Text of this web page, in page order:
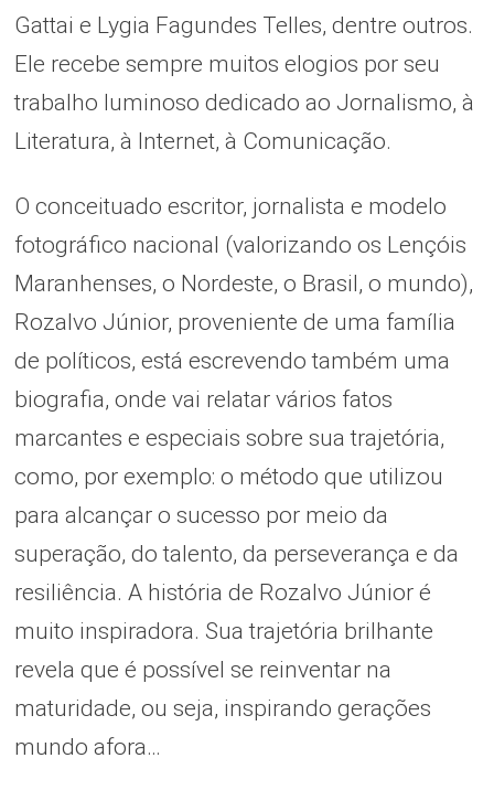
Gattai e Lygia Fagundes Telles, dentre outros.
Ele recebe sempre muitos elogios por seu
trabalho luminoso dedicado ao Jornalismo, à
Literatura, à Internet, à Comunicação.
O conceituado escritor, jornalista e modelo
fotográfico nacional (valorizando os Lençóis
Maranhenses, o Nordeste, o Brasil, o mundo),
Rozalvo Júnior, proveniente de uma família
de políticos, está escrevendo também uma
biografia, onde vai relatar vários fatos
marcantes e especiais sobre sua trajetória,
como, por exemplo: o método que utilizou
para alcançar o sucesso por meio da
superação, do talento, da perseverança e da
resiliência. A história de Rozalvo Júnior é
muito inspiradora. Sua trajetória brilhante
revela que é possível se reinventar na
maturidade, ou seja, inspirando gerações
mundo afora…